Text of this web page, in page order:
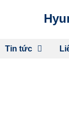
Tin tức